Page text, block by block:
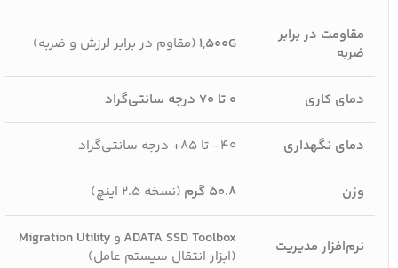
مقاومت در برابر
ضربه
۱,۵۰۰G (مقاوم در برابر لرزش و ضربه)
دمای کاری ۰ تا ۷۰ درجه سانتی‌گراد
دمای نگهداری ۴۰- تا ۸۵+ درجه سانتی‌گراد
وزن ۵۰.۸ گرم (نسخه ۲.۵ اینچ)
نرم‌افزار مدیریت ADATA SSD Toolbox و Migration Utility
(ابزار انتقال سیستم عامل)